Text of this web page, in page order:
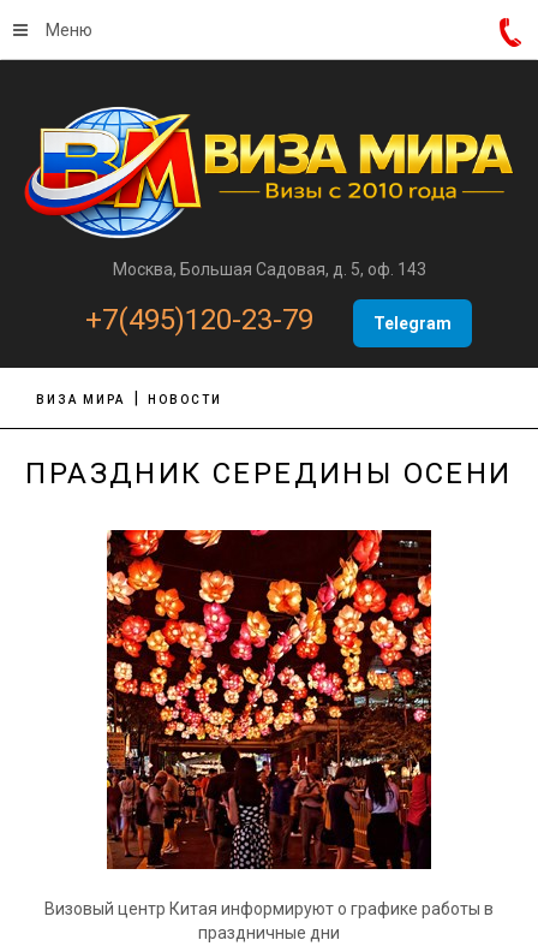
Москва, Большая Садовая, д. 5, оф. 143
+7(495)120-23-79 Telegram
Меню
ВИЗА МИРА НОВОСТИ
ПРАЗДНИК СЕРЕДИНЫ ОСЕНИ
Визовый центр Китая информируют о графике работы в
праздничные дни